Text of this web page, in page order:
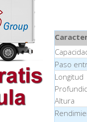
Paso
Longitud
Altura